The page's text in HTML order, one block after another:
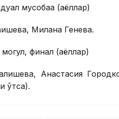
мусобақа (аёллар)
Милана Генева.
финал (аёллар)
Анастасия
ўтса).